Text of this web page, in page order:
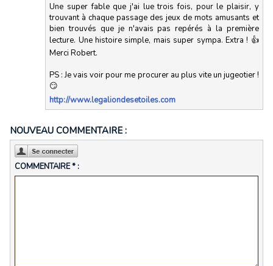
Une super fable que j'ai lue trois fois, pour le plaisir, y
trouvant à chaque passage des jeux de mots amusants et
bien trouvés que je n'avais pas repérés à la première
lecture. Une histoire simple, mais super sympa. Extra ! 👍
Merci Robert.
PS : Je vais voir pour me procurer au plus vite un jugeotier !
😏
http://www.legaliondesetoiles.com
NOUVEAU COMMENTAIRE :
COMMENTAIRE * :